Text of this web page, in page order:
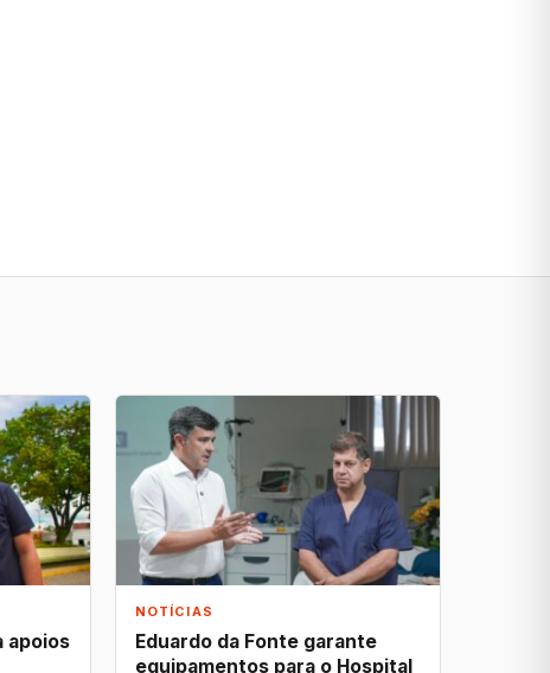
apoios
NOTÍCIAS
Eduardo da Fonte garante
equipamentos para o Hospital